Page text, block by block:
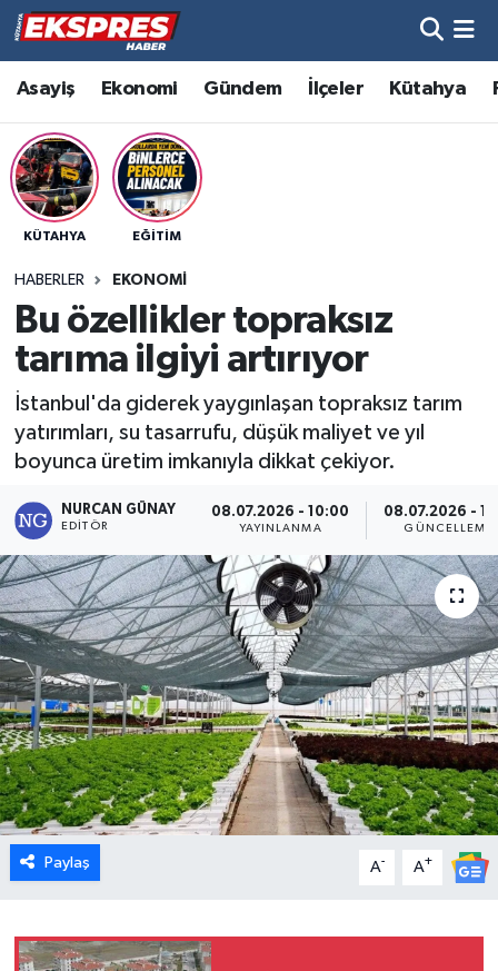
Asayiş Ekonomi Gündem İlçeler Kütahya
KÜTAHYA EĞITIM
HABERLER EKONOMI
Bu özellikler topraksız
tarıma ilgiyi artırıyor
İstanbul'da giderek yaygınlaşan topraksız tarım
yatırımları, su tasarrufu, düşük maliyet ve yıl
boyunca üretim imkanıyla dikkat çekiyor.
NURCAN GÜNAY
EDITÖR
08.07.2026 - 10:00
YAYINLANMA
08.07.2026 -
GÜNCELLEME
Paylaş A- A+
Altıntaş
Asayiş
Aslanapa
Bölge
Çavdarhisar
Domaniç
Eğitim
Ekonomi
Emet
Foto Galeri
Gediz
Genel
Gündem
Hava Durumu
Trafik Durumu
Süper Lig Puan Durumu ve Fikstür
Son Dakika Haberleri
Haber Arşivi